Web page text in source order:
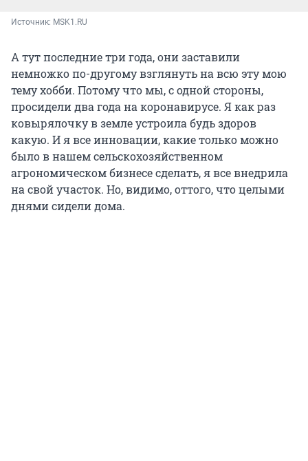
Источник: MSK1.RU
А тут последние три года, они заставили
немножко по-другому взглянуть на всю эту мою
тему хобби. Потому что мы, с одной стороны,
просидели два года на коронавирусе. Я как раз
ковырялочку в земле устроила будь здоров
какую. И я все инновации, какие только можно
было в нашем сельскохозяйственном
агрономическом бизнесе сделать, я все внедрила
на свой участок. Но, видимо, оттого, что целыми
днями сидели дома.